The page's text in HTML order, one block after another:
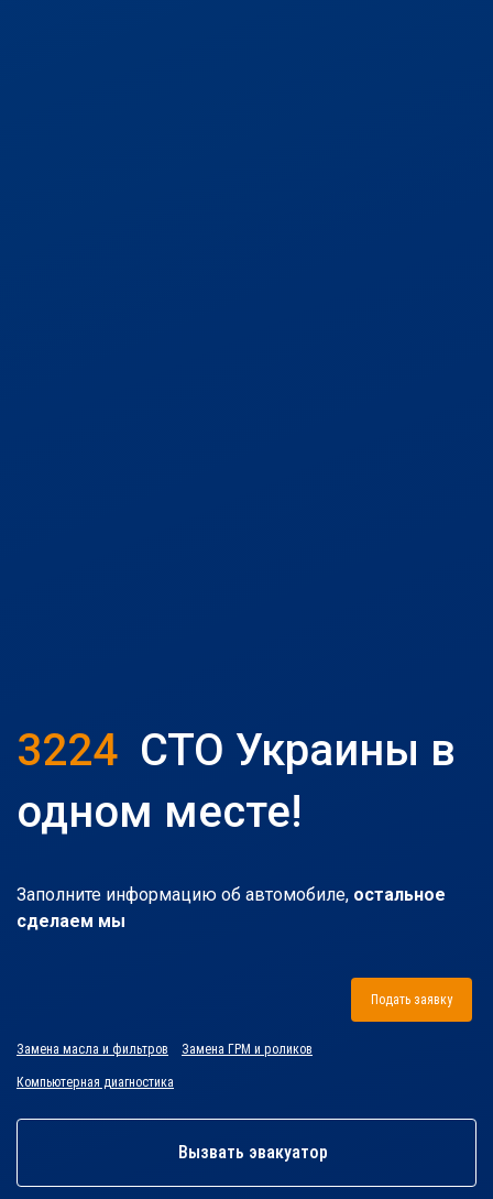
3224 СТО Украины в
одном месте!
Заполните информацию об автомобиле, остальное
сделаем мы
Подать заявку
Замена масла и фильтров Замена ГРМ и роликов
Компьютерная диагностика
Вызвать эвакуатор